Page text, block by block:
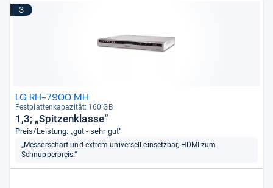
3
LG RH-7900 MH
Fest­plat­ten­ka­pa­zi­tät: 160 GB
1,3; „Spitzenklasse“
Preis/Leistung: „gut - sehr gut“
„Messerscharf und extrem universell einsetzbar, HDMI zum
Schnupperpreis.“